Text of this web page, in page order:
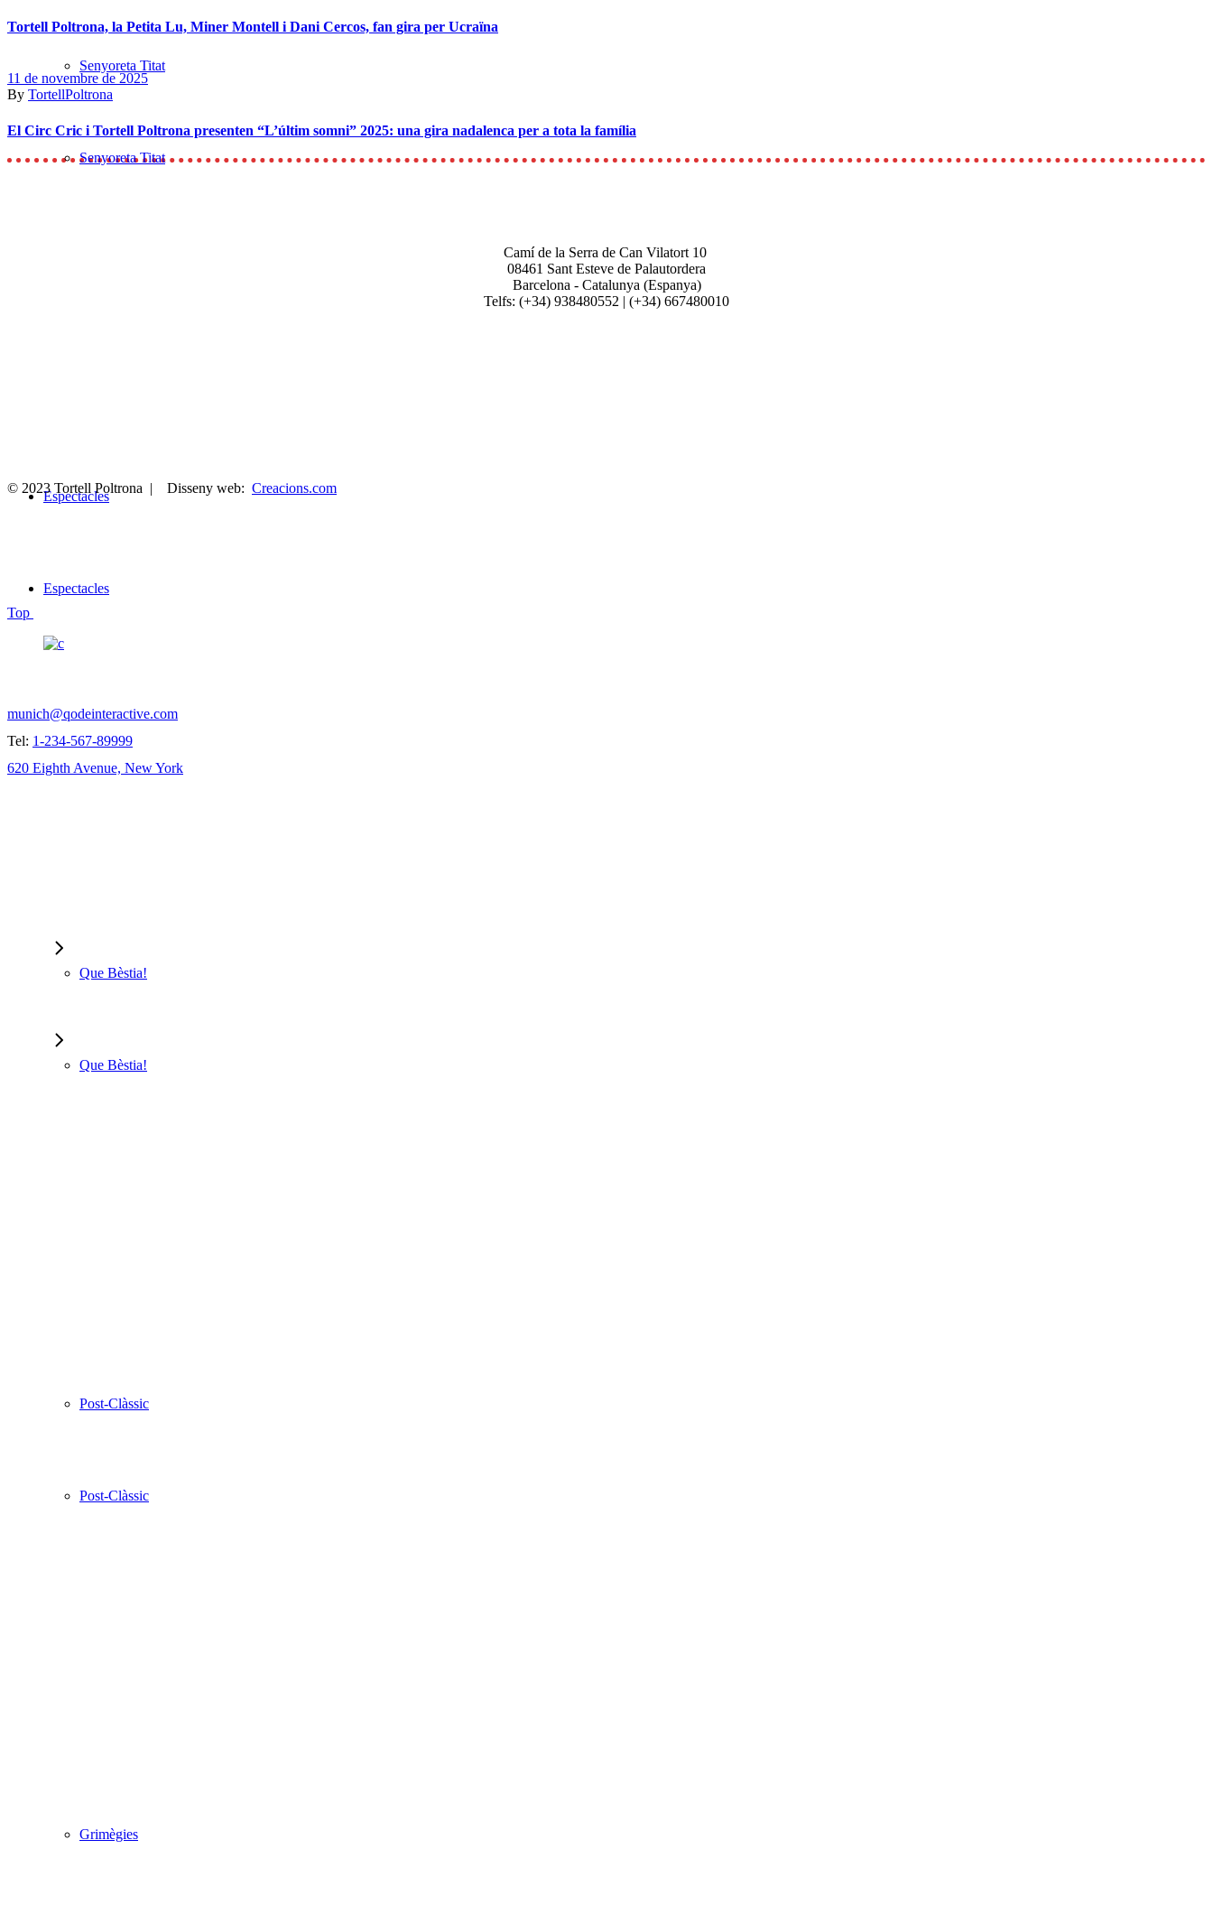
Senyoreta Titat
Espectacles
Que Bèstia!
Post-Clàssic
Grimègies
Senyoreta Titat
Espectacles
Que Bèstia!
Post-Clàssic
Tortell Poltrona, la Petita Lu, Miner Montell i Dani Cercos, fan gira per Ucraïna
11 de novembre de 2025
By TortellPoltrona
El Circ Cric i Tortell Poltrona presenten “L’últim somni” 2025: una gira nadalenca per a tota la família
Camí de la Serra de Can Vilatort 10
08461 Sant Esteve de Palautordera
Barcelona - Catalunya (Espanya)
Telfs: (+34) 938480552 | (+34) 667480010
© 2023 Tortell Poltrona | Disseny web: Creacions.com
Top
munich@qodeinteractive.com
Tel: 1-234-567-89999
620 Eighth Avenue, New York